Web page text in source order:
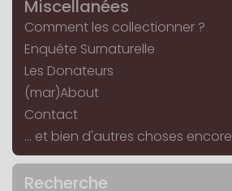
Miscellanées
Comment les collectionner ?
Enquête Surnaturelle
Les Donateurs
(mar)About
Contact
... et bien d'autres choses encore
Recherche